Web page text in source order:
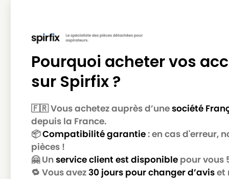
Pourquoi acheter vos
sur Spirfix ?
🇫🇷 Vous achetez auprès d’unesociété
depuis la France.
📦Compatibilité garantie: en cas d'erreur,
pièces !
🤗 Un service client est disponible pour vous
🔁 Vous avez30 jours pour changer d’aviset